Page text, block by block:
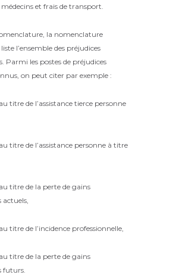
et frais de transport.
la nomenclature
l’ensemble des préjudices
Parmi les postes de préjudices
on peut citer par exemple :
titre de l’assistance tierce personne
titre de l’assistance personne à titre
titre de la perte de gains
actuels,
titre de l’incidence professionnelle,
titre de la perte de gains
futurs.